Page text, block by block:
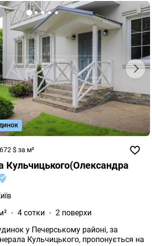
газовий котел, що дозволяє
опалення взимку. У будинку дві
і другому поверсі. 2 с/в - ванна і
косметичний, склопакети,
площа земельної ділянки, яку
3 сотки. Поруч знаходяться нові
офіси, будуються нові житлові
дитячі садки, школи. Ціна
#1 2 9 0 0
$ за м²
Кульчицького(Олександра
4 сотки
2 поверхи
у Печерському районі, за
Кульчицького, пропонується на